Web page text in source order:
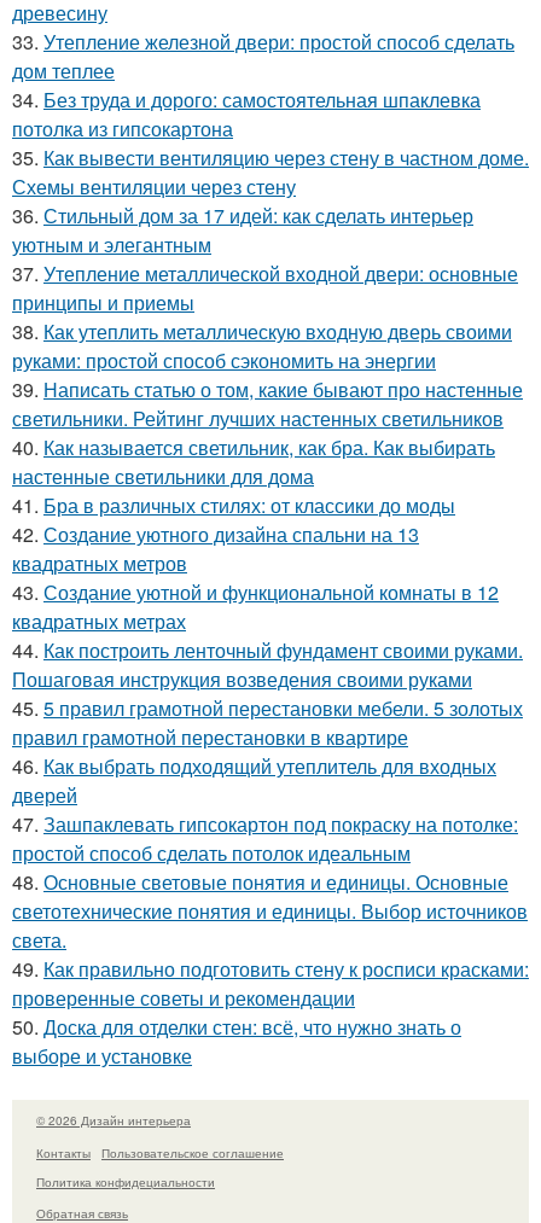
древесину
33. Утепление железной двери: простой способ сделать
дом теплее
34. Без труда и дорого: самостоятельная шпаклевка
потолка из гипсокартона
35. Как вывести вентиляцию через стену в частном доме.
Схемы вентиляции через стену
36. Стильный дом за 17 идей: как сделать интерьер
уютным и элегантным
37. Утепление металлической входной двери: основные
принципы и приемы
38. Как утеплить металлическую входную дверь своими
руками: простой способ сэкономить на энергии
39. Написать статью о том, какие бывают про настенные
светильники. Рейтинг лучших настенных светильников
40. Как называется светильник, как бра. Как выбирать
настенные светильники для дома
41. Бра в различных стилях: от классики до моды
42. Создание уютного дизайна спальни на 13
квадратных метров
43. Создание уютной и функциональной комнаты в 12
квадратных метрах
44. Как построить ленточный фундамент своими руками.
Пошаговая инструкция возведения своими руками
45. 5 правил грамотной перестановки мебели. 5 золотых
правил грамотной перестановки в квартире
46. Как выбрать подходящий утеплитель для входных
дверей
47. Зашпаклевать гипсокартон под покраску на потолке:
простой способ сделать потолок идеальным
48. Основные световые понятия и единицы. Основные
светотехнические понятия и единицы. Выбор источников
света.
49. Как правильно подготовить стену к росписи красками:
проверенные советы и рекомендации
50. Доска для отделки стен: всё, что нужно знать о
выборе и установке
© 2026 Дизайн интерьера
Контакты
Пользовательское соглашение
Политика конфидециальности
Обратная связь